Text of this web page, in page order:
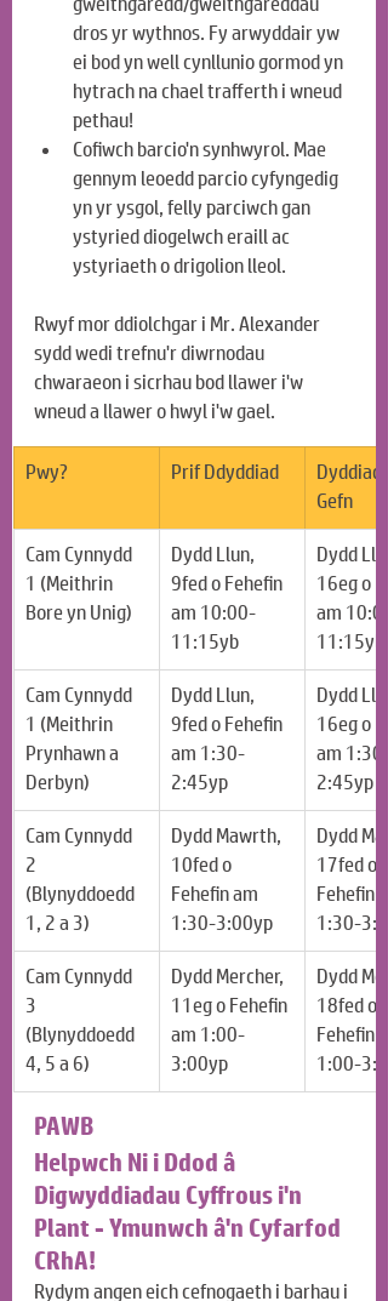
dros yr wythnos. Fy arwyddair yw
ei bod yn well cynllunio gormod yn
hytrach na chael trafferth i wneud
pethau!
Cofiwch barcio'n synhwyrol. Mae
gennym leoedd parcio cyfyngedig
yn yr ysgol, felly parciwch gan
ystyried diogelwch eraill ac
ystyriaeth o drigolion lleol.
Rwyf mor ddiolchgar i Mr. Alexander
sydd wedi trefnu'r diwrnodau
chwaraeon i sicrhau bod llawer i'w
wneud a llawer o hwyl i'w gael.
Pwy? Prif Ddyddiad
Dyddiad
Gefn
Cam Cynnydd
1 (Meithrin
Bore yn Unig)
Dydd Llun,
9fed o Fehefin
am 10:00-
11:15yb
Dydd
16eg o
am 10:00-
11:15yb
Cam Cynnydd
1 (Meithrin
Prynhawn a
Derbyn)
Dydd Llun,
9fed o Fehefin
am 1:30-
2:45yp
Dydd
16eg o
am 1:30-
2:45yp
Cam Cynnydd
2
(Blynyddoedd
1, 2 a 3)
Dydd Mawrth,
10fed o
Fehefin am
1:30-3:00yp
Dydd
17fed o
Fehefin
1:30-
Cam Cynnydd
3
(Blynyddoedd
4, 5 a 6)
Dydd Mercher,
11eg o Fehefin
am 1:00-
3:00yp
Dydd
18fed o
Fehefin
1:00-
PAWB
Helpwch Ni i Ddod â
Digwyddiadau Cyffrous i'n
Plant - Ymunwch â'n Cyfarfod
CRhA!
Rydym angen eich cefnogaeth i barhau i